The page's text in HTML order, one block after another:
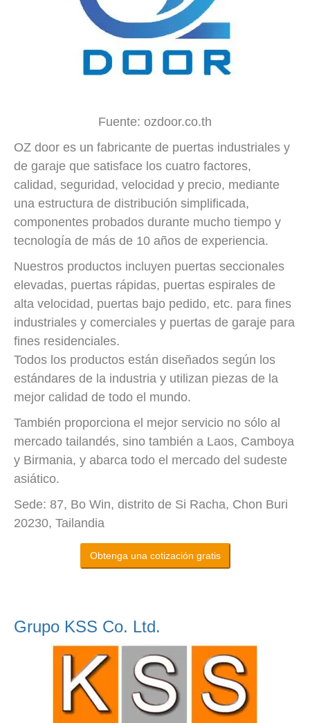
Fuente: ozdoor.co.th
OZ door es un fabricante de puertas industriales y
de garaje que satisface los cuatro factores,
calidad, seguridad, velocidad y precio, mediante
una estructura de distribución simplificada,
componentes probados durante mucho tiempo y
tecnología de más de 10 años de experiencia.
Nuestros productos incluyen puertas seccionales
elevadas, puertas rápidas, puertas espirales de
alta velocidad, puertas bajo pedido, etc. para fines
industriales y comerciales y puertas de garaje para
fines residenciales.
Todos los productos están diseñados según los
estándares de la industria y utilizan piezas de la
mejor calidad de todo el mundo.
También proporciona el mejor servicio no sólo al
mercado tailandés, sino también a Laos, Camboya
y Birmania, y abarca todo el mercado del sudeste
asiático.
Sede: 87, Bo Win, distrito de Si Racha, Chon Buri
20230, Tailandia
Obtenga una cotización gratis
Grupo KSS Co. Ltd.